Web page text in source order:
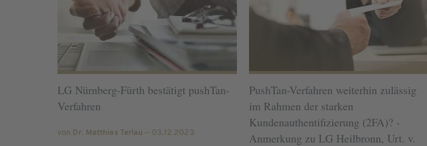
LG Nürnberg-Fürth bestätigt pushTan-
Verfahren
von Dr. Matthias Terlau — 03.12.2023
PushTan-Verfahren weiterhin zulässig
im Rahmen der starken
Kundenauthentifizierung (2FA)? -
Anmerkung zu LG Heilbronn, Urt. v.